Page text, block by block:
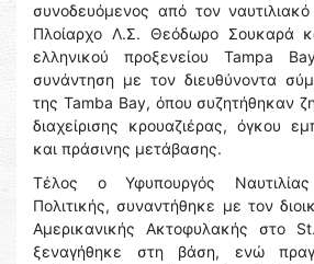
συνοδευόμενος από τον
Πλοίαρχο Λ.Σ. Θεόδωρο Σουκαρά
ελληνικού προξενείου Tampa
συνάντηση με τον διευθύνοντα
της Tamba Bay, όπου συζητήθηκαν
διαχείρισης κρουαζιέρας, όγκου
και πράσινης μετάβασης.
Τέλος ο Υφυπουργός
Πολιτικής, συναντήθηκε με τον
Αμερικανικής Ακτοφυλακής στο
ξεναγήθηκε στη βάση, ενώ